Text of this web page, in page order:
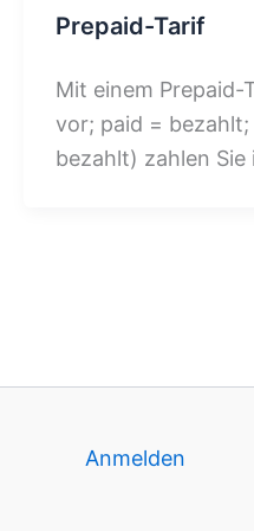
Prepaid-Tarif
Mit einem Prepaid-
vor; paid =
bezahlt) zahlen
Anmelden